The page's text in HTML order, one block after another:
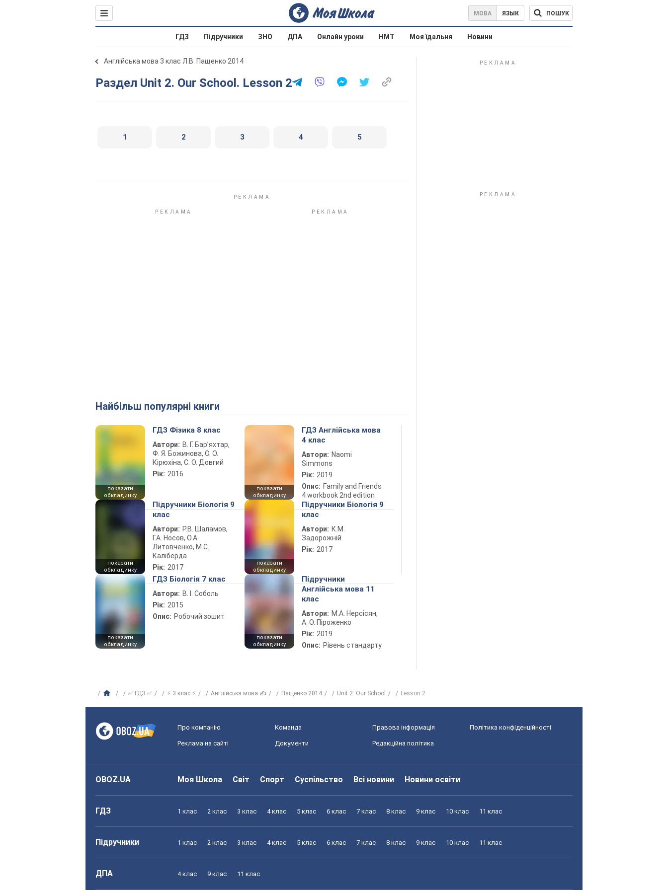
МОВА ЯЗЫК ПОШУК
ГДЗ Підручники ЗНО ДПА Онлайн уроки НМТ Моя їдальня Новини
Англійська мова 3 клас Л.В. Пащенко 2014
Раздел Unit 2. Our School. Lesson 2
1 2 3 4 5
Найбільш популярні книги
показати
обкладинку
ГДЗ Фізика 8 клас
Автори: В. Г. Бар’яхтар,
Ф. Я. Божинова, О. О.
Кірюхіна, С. О. Довгий
Рік: 2016
показати
обкладинку
ГДЗ Англійська мова
4 клас
Автори: Naomi
Simmons
Рік: 2019
Опис: Family and Friends
4 workbook 2nd edition
показати
обкладинку
Підручники Біологія 9
клас
Автори: Р.В. Шаламов,
Г.А. Носов, О.А.
Литовченко, М.С.
Каліберда
Рік: 2017
показати
обкладинку
Підручники Біологія 9
клас
Автори: К.М.
Задорожній
Рік: 2017
показати
обкладинку
ГДЗ Біологія 7 клас
Автори: В. І. Соболь
Рік: 2015
Опис: Робочий зошит
показати
обкладинку
Підручники
Англійська мова 11
клас
Автори: М.А. Нерсісян,
А. О. Піроженко
Рік: 2019
Опис: Рівень стандарту
✅ ГДЗ ✅ ⚡ 3 клас ⚡ Англійська мова ✍ Пащенко 2014 Unit 2. Our School Lesson 2
Про компанію Команда Правова інформація Політика конфіденційності
Реклама на сайті Документи Редакційна політика
OBOZ.UA Моя Школа Світ Спорт Суспільство Всі новини Новини освіти
ГДЗ 1 клас 2 клас 3 клас 4 клас 5 клас 6 клас 7 клас 8 клас 9 клас 10 клас 11 клас
Підручники 1 клас 2 клас 3 клас 4 клас 5 клас 6 клас 7 клас 8 клас 9 клас 10 клас 11 клас
ДПА 4 клас 9 клас 11 клас